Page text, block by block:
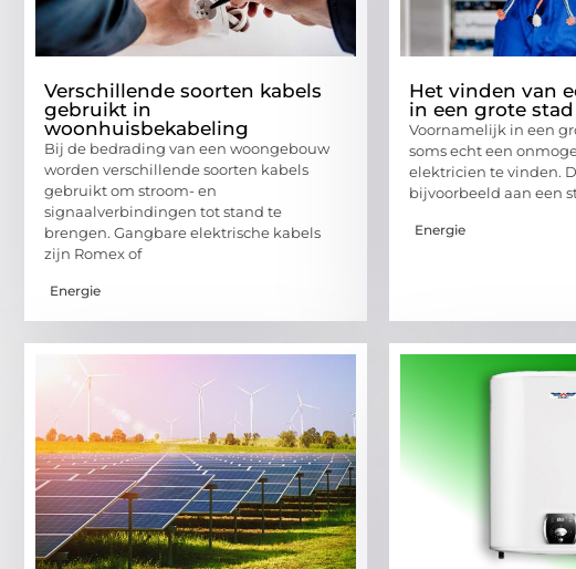
Verschillende soorten kabels
gebruikt in
woonhuisbekabeling
Bij de bedrading van een woongebouw
worden verschillende soorten kabels
gebruikt om stroom- en
signaalverbindingen tot stand te
brengen. Gangbare elektrische kabels
zijn Romex of
Energie
Het vinden van
in een grote stad
Voornamelijk in een
soms echt een
elektricien te vinden.
bijvoorbeeld aan een
Energie